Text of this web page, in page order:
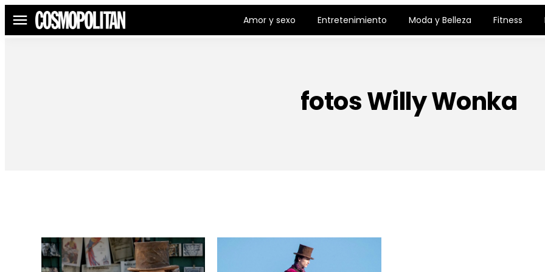
Menú Amor y sexo Entretenimiento Moda y Belleza Fitness
fotos Willy Wonka